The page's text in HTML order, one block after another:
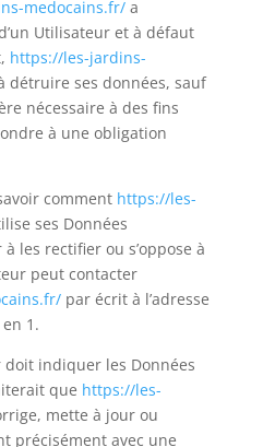
medocains.fr/a
Utilisateur et à défaut
https://les-jardins-
détruire ses données, sauf
nécessaire à des fins
à une obligation
comment https://les-
ses Données
les rectifier ou s’oppose à
peut contacter
par écrit à l’adresse
1.
doit indiquer les Données
que https://les-
mette à jour ou
précisément avec une